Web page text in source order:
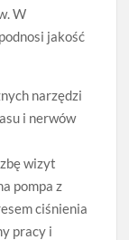
W
jakość
narzędzi
i nerwów
wizyt
pompa z
ciśnienia
pracy i